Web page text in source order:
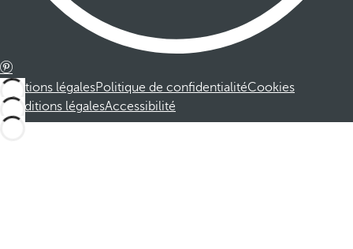
Mentions légalesPolitique de confidentialitéCookies
Conditions légalesAccessibilité